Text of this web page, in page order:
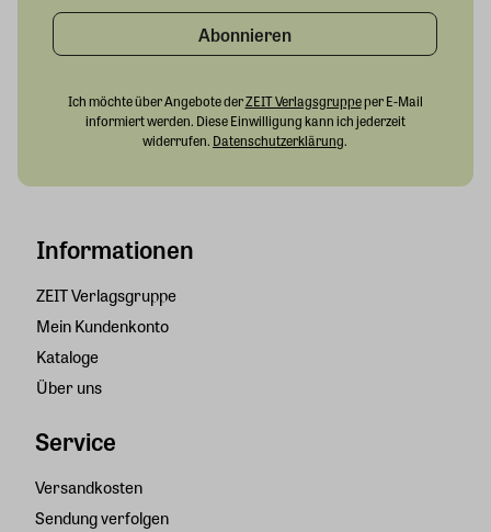
Informationen
ZEIT Verlagsgruppe
Mein Kundenkonto
Kataloge
Über uns
Service
Versandkosten
Sendung verfolgen
Abonnieren
Ich möchte über Angebote derZEIT Verlagsgruppeper E-Mail
informiert werden. Diese Einwilligung kann ich jederzeit
widerrufen. Datenschutzerklärung.